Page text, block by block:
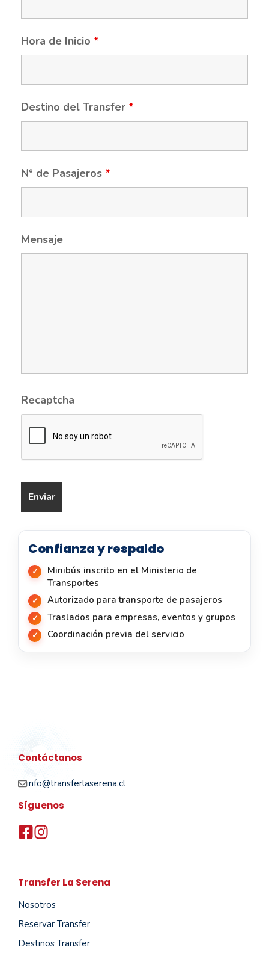
Hora de Inicio *
Destino del Transfer *
N° de Pasajeros *
Mensaje
Recaptcha
Confianza y respaldo
Minibús inscrito en el Ministerio de
Transportes
Autorizado para transporte de pasajeros
Traslados para empresas, eventos y grupos
Coordinación previa del servicio
Contáctanos
info@transferlaserena.cl
Síguenos
Transfer La Serena
Nosotros
Reservar Transfer
Destinos Transfer